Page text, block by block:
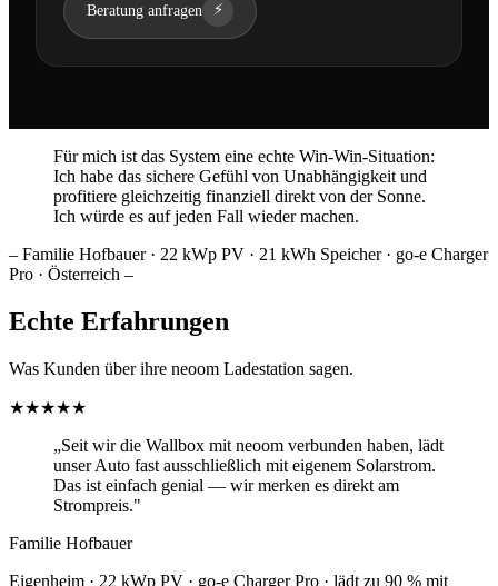
Beratung anfragen ⚡
Für mich ist das System eine echte Win-Win-Situation:
Ich habe das sichere Gefühl von Unabhängigkeit und
profitiere gleichzeitig finanziell direkt von der Sonne.
Ich würde es auf jeden Fall wieder machen.
– Familie Hofbauer · 22 kWp PV · 21 kWh Speicher · go-e Charger
Pro · Österreich –
Echte Erfahrungen
Was Kunden über ihre neoom Ladestation sagen.
★★★★★
„Seit wir die Wallbox mit neoom verbunden haben, lädt
unser Auto fast ausschließlich mit eigenem Solarstrom.
Das ist einfach genial — wir merken es direkt am
Strompreis."
Familie Hofbauer
Eigenheim · 22 kWp PV · go-e Charger Pro · lädt zu 90 % mit